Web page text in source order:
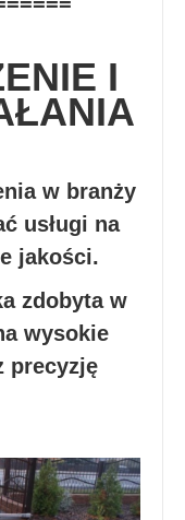
I
w branży
usługi na
jakości.
zdobyta w
wysokie
precyzję